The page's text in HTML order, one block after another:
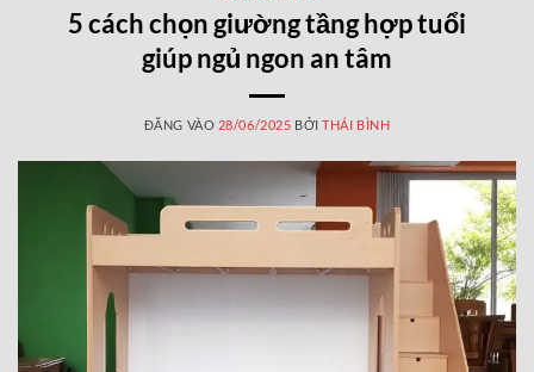
5 cách chọn giường tầng hợp tuổi
giúp ngủ ngon an tâm
ĐĂNG VÀO 28/06/2025 BỞITHÁI BÌNH